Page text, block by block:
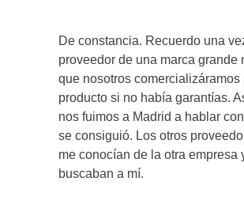
De constancia. Recuerdo una
proveedor de una marca grande
que nosotros comercializáramos
producto si no había garantías.
nos fuimos a Madrid a hablar
se consiguió. Los otros
me conocían de la otra empresa
buscaban a mí.